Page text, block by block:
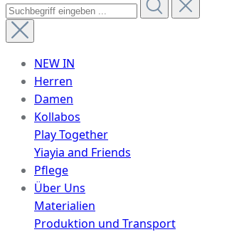
NEW IN
Herren
Damen
Kollabos
Play Together
Yiayia and Friends
Pflege
Über Uns
Materialien
Produktion und Transport